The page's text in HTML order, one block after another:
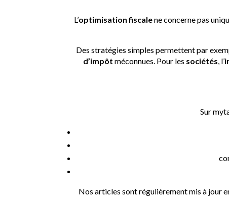
L’optimisation fiscalene concerne pas
Des stratégies simples permettent par
d’impôt méconnues. Pour les sociétés, l’
Sur
Nos articles sont régulièrement mis à jour